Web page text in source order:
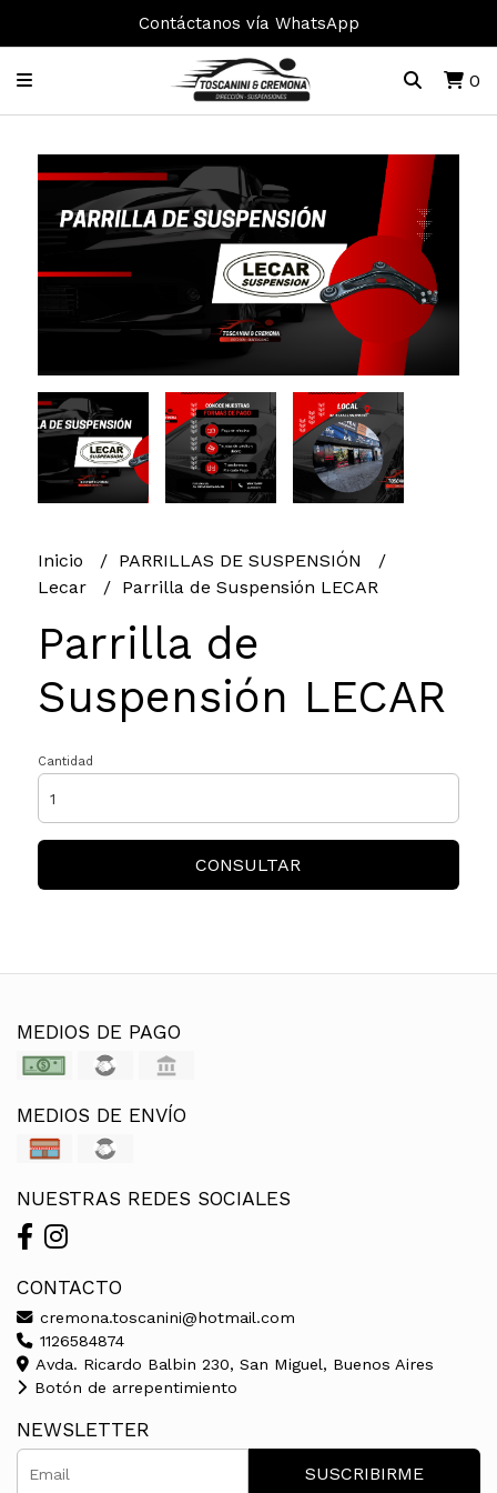
Contáctanos vía WhatsApp
0
Inicio
PARRILLAS DE SUSPENSIÓN
Lecar
Parrilla de Suspensión LECAR
Parrilla de
Suspensión LECAR
Cantidad
CONSULTAR
MEDIOS DE PAGO
MEDIOS DE ENVÍO
NUESTRAS REDES SOCIALES
CONTACTO
cremona.toscanini@hotmail.com
1126584874
Avda. Ricardo Balbin 230, San Miguel, Buenos Aires
Botón de arrepentimiento
NEWSLETTER
SUSCRIBIRME